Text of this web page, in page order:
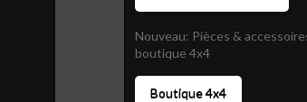
Nouveau: Pièces &
boutique 4x4
Boutique 4x4